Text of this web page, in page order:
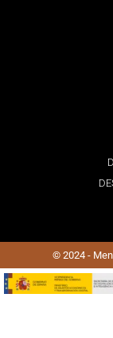
© 2024 -